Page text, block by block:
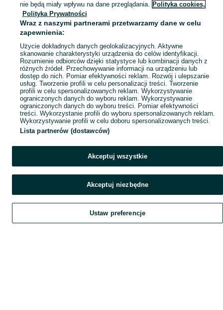
Home Favorite List it Chat My OLX
Szukaj Obserwujesz Dodaj Czat Konto
nie będą miały wpływu na dane przeglądania. Polityka cookies,
Polityka Prywatności
Wraz z naszymi partnerami przetwarzamy dane w celu
zapewnienia:
Użycie dokładnych danych geolokalizacyjnych. Aktywne
skanowanie charakterystyki urządzenia do celów identyfikacji.
Rozumienie odbiorców dzięki statystyce lub kombinacji danych z
różnych źródeł. Przechowywanie informacji na urządzeniu lub
dostęp do nich. Pomiar efektywności reklam. Rozwój i ulepszanie
usług. Tworzenie profili w celu personalizacji treści. Tworzenie
profili w celu spersonalizowanych reklam. Wykorzystywanie
ograniczonych danych do wyboru reklam. Wykorzystywanie
ograniczonych danych do wyboru treści. Pomiar efektywności
treści. Wykorzystanie profili do wyboru spersonalizowanych reklam.
Wykorzystywanie profili w celu doboru spersonalizowanych treści.
Lista partnerów (dostawców)
Akceptuj wszystkie
Akceptuj niezbędne
Ustaw preferencje